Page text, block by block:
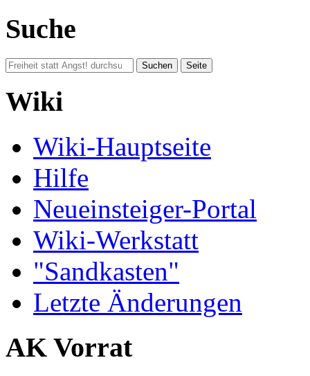
Suche
Wiki
Wiki-Hauptseite
Hilfe
Neueinsteiger-Portal
Wiki-Werkstatt
"Sandkasten"
Letzte Änderungen
AK Vorrat